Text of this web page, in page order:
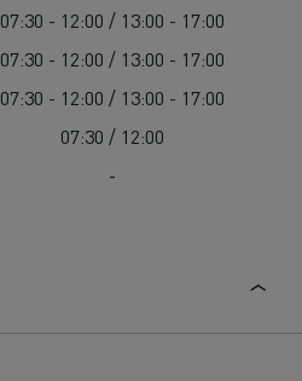
07:30 - 12:00 / 13:00 - 17:00
07:30 - 12:00 / 13:00 - 17:00
07:30 - 12:00 / 13:00 - 17:00
07:30 / 12:00
-